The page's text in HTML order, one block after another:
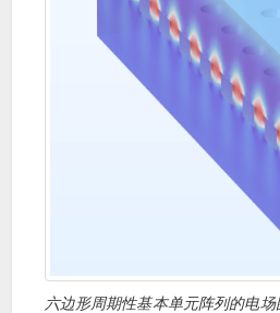
六边形周期性基本单元阵列的电场